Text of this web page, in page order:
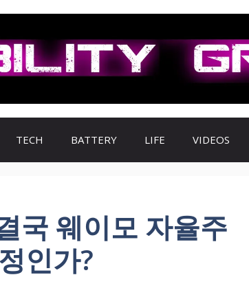
TECH BATTERY LIFE VIDEOS
국 웨이모 자율주
인가?